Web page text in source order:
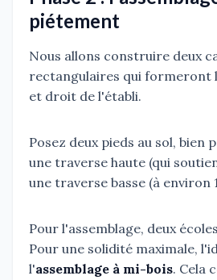
piétement
Nous allons construire deux
rectangulaires qui formeront
et droit de l'établi.
Posez deux pieds au sol, bien
une traverse haute (qui
une traverse basse (à environ
Pour l'assemblage, deux
Pour une solidité maximale,
l'assemblage à mi-bois. Cela